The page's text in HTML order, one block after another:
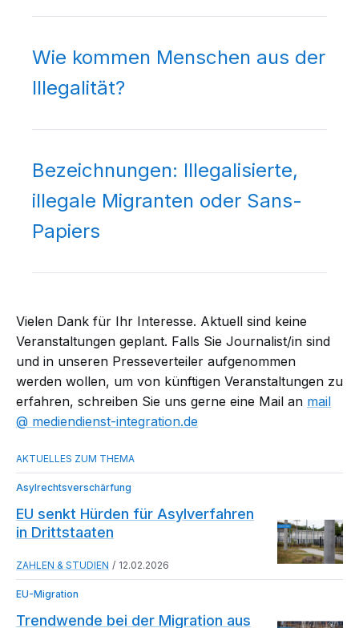
Wie kommen Menschen aus der
Illegalität?
Bezeichnungen: Illegalisierte,
illegale Migranten oder Sans-
Papiers
Vielen Dank für Ihr Interesse. Aktuell sind keine
Veranstaltungen geplant. Falls Sie Journalist/in sind
und in unseren Presseverteiler aufgenommen
werden wollen, um von künftigen Veranstaltungen zu
erfahren, schreiben Sie uns gerne eine Mail an mail​
mediendienst-integration.de
Asylrechtsverschärfung
EU senkt Hürden für Asylverfahren
in Drittstaaten
ZAHLEN & STUDIEN 12.02.2026
EU-Migration
Trendwende bei der Migration aus